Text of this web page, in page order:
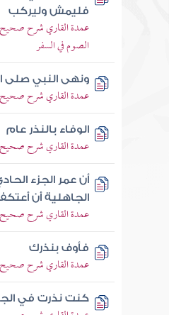
فليمش وليركب
عمدة القاري شرح صحيح
الصوم في السفر
ونهى النبي صلى
عمدة القاري شرح
الوفاء بالنذر عام
عمدة القاري شرح
أن عمر الجزء
الجاهلية أن
عمدة القاري شرح
فأوف بنذرك
عمدة القاري شرح صحيح
كنت نذرت في